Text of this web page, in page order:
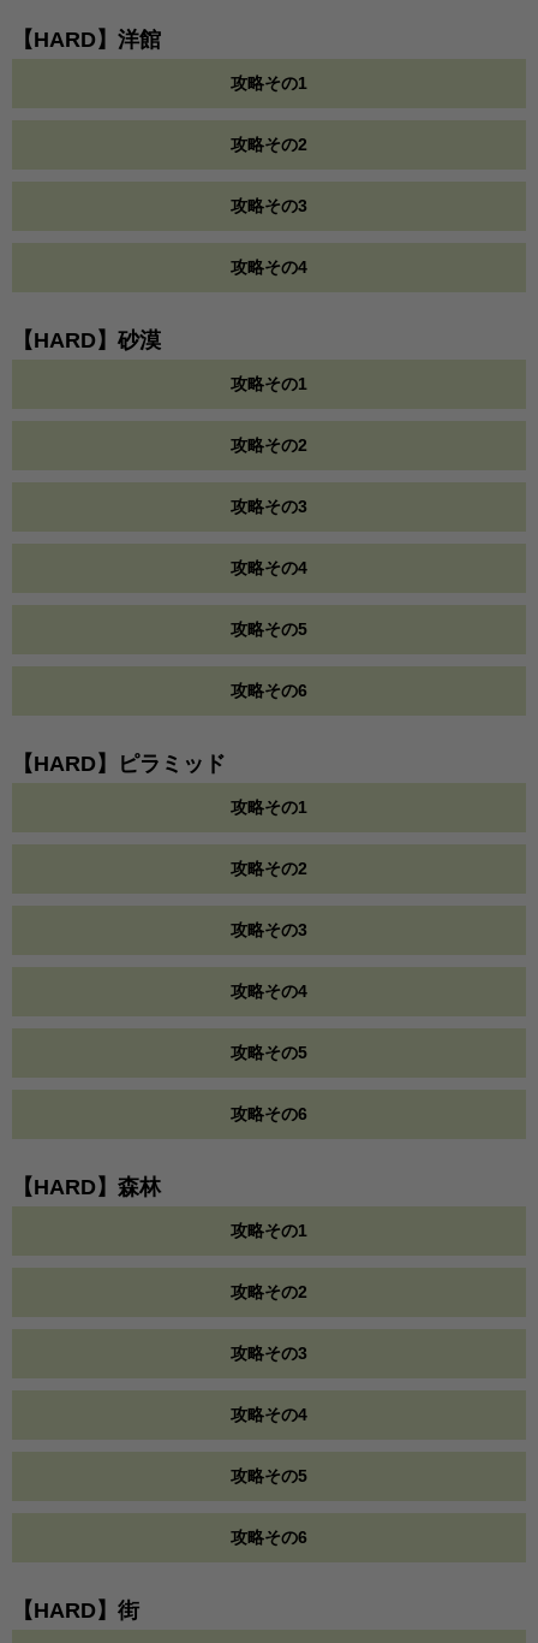
【HARD】洋館
攻略その1
攻略その2
攻略その3
攻略その4
【HARD】砂漠
攻略その1
攻略その2
攻略その3
攻略その4
攻略その5
攻略その6
【HARD】ピラミッド
攻略その1
攻略その2
攻略その3
攻略その4
攻略その5
攻略その6
【HARD】森林
攻略その1
攻略その2
攻略その3
攻略その4
攻略その5
攻略その6
【HARD】街